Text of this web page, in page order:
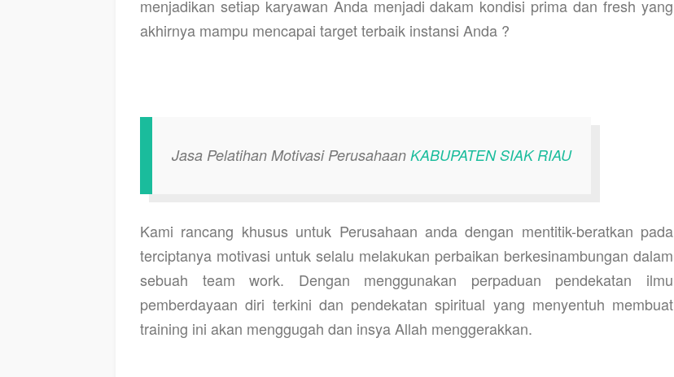
menjadikan setiap karyawan Anda menjadi dakam kondisi prima dan fresh yang
akhirnya mampu mencapai target terbaik instansi Anda ?
Jasa Pelatihan Motivasi Perusahaan KABUPATEN SIAK RIAU
Kami rancang khusus untuk Perusahaan anda dengan mentitik-beratkan pada
terciptanya motivasi untuk selalu melakukan perbaikan berkesinambungan dalam
sebuah team work. Dengan menggunakan perpaduan pendekatan ilmu
pemberdayaan diri terkini dan pendekatan spiritual yang menyentuh membuat
training ini akan menggugah dan insya Allah menggerakkan.